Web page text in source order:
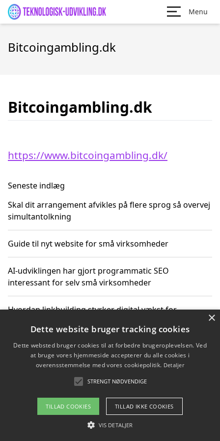
Menu
Bitcoingambling.dk
Bitcoingambling.dk
https://www.bitcoingambling.dk/
Seneste indlæg
Skal dit arrangement afvikles på flere sprog så overvej
simultantolkning
Guide til nyt website for små virksomheder
AI-udviklingen har gjort programmatic SEO
interessant for selv små virksomheder
Hvordan linkbuilding styrker digital vækst for
Sådan har udviklingen inden for genbrug af elektronik
ændret sig
Copyright 2026 - Pilanto Aps
Om / kontakt
×
Dette website bruger tracking cookies
Dette websted bruger cookies til at forbedre brugeroplevelsen. Ved
at bruge vores hjemmeside accepterer du alle cookies i
overensstemmelse med vores cookiepolitik. Detaljer
STRENGT NØDVENDIGE
TILLAD COOKIES TILLAD IKKE COOKIES
VIS DETALJER